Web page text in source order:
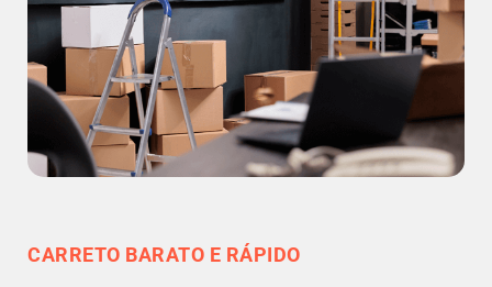
CARRETO BARATO E RÁPIDO